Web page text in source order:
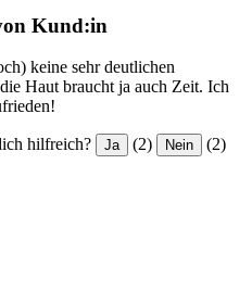
Kund:in
keine sehr deutlichen
Haut braucht ja auch Zeit. Ich
hilfreich? Ja (2) Nein (2)